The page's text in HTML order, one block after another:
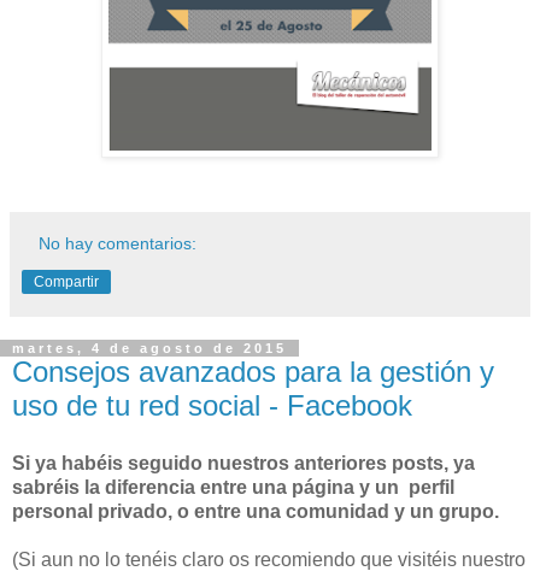
No hay comentarios:
Compartir
martes, 4 de agosto de 2015
Consejos avanzados para la gestión y
uso de tu red social - Facebook
Si ya habéis seguido nuestros anteriores posts, ya
sabréis la diferencia entre una página y un perfil
personal privado, o entre una comunidad y un grupo.
(Si aun no lo tenéis claro os recomiendo que visitéis nuestro